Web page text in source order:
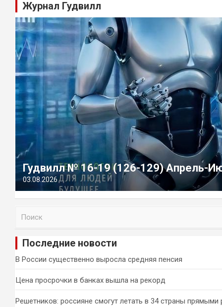
Журнал Гудвилл
Гудвилл № 16-19 (126-129) Апрель-
03.08.2026
и
Последние новости
В России существенно выросла средняя пенсия
Цена просрочки в банках вышла на рекорд
Решетников: россияне смогут летать в 34 страны прямыми